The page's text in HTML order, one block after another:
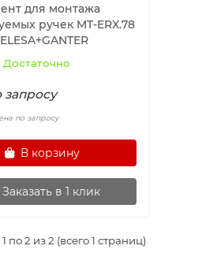
для монтажа
ручек MT-ERX.78
Достаточно
по запросу
В корзину
Заказать в 1 клик
по 2 из 2 (всего 1 страниц)